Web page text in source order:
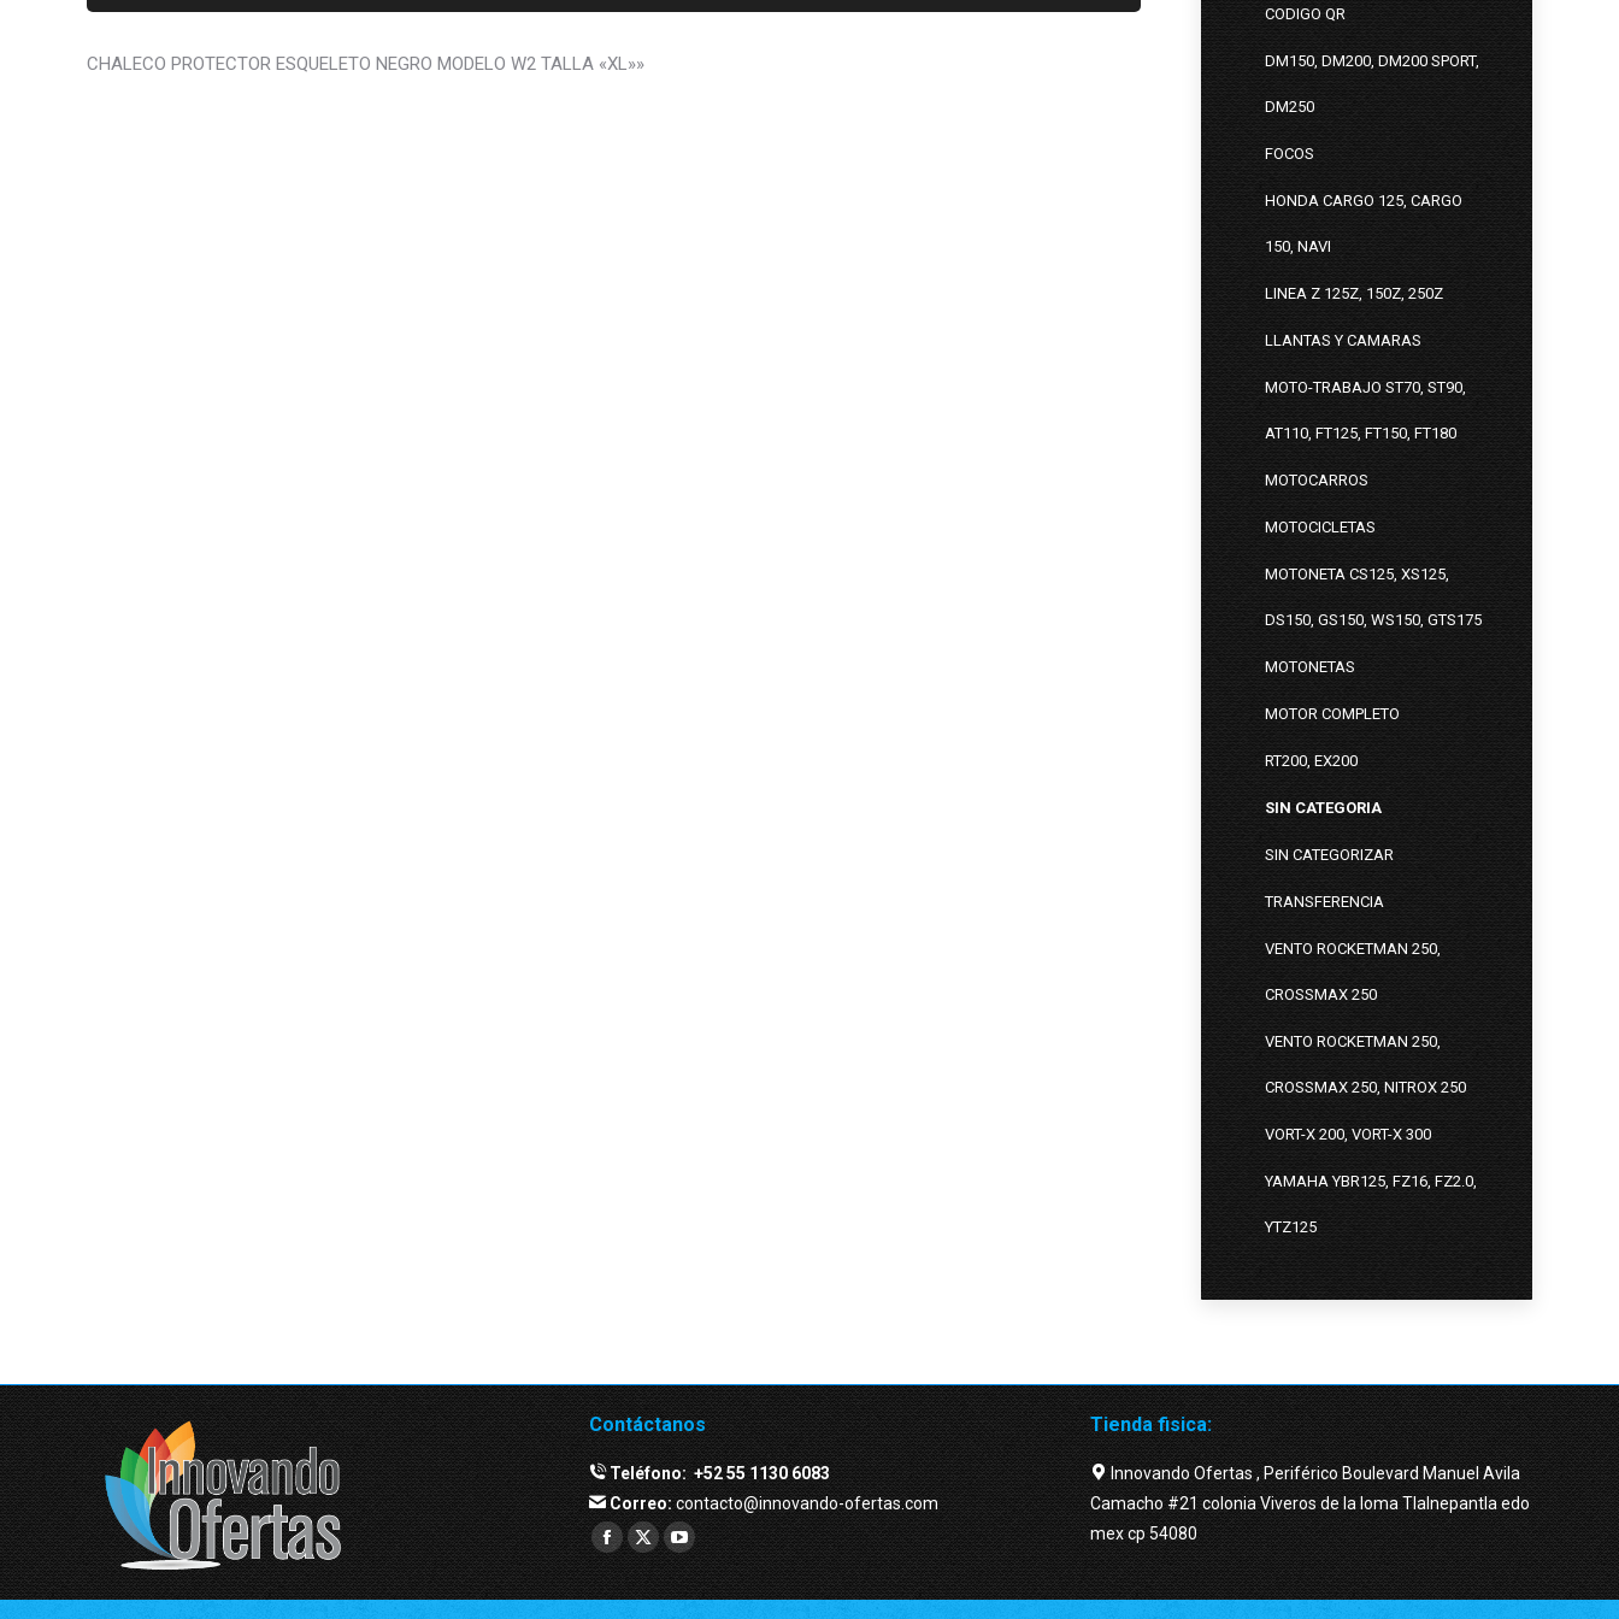
CHALECO PROTECTOR ESQUELETO NEGRO MODELO W2 TALLA «XL»»
CODIGO QR
DM150, DM200, DM200 SPORT,
DM250
FOCOS
HONDA CARGO 125, CARGO
150, NAVI
LINEA Z 125Z, 150Z, 250Z
LLANTAS Y CAMARAS
MOTO-TRABAJO ST70, ST90,
AT110, FT125, FT150, FT180
MOTOCARROS
MOTOCICLETAS
MOTONETA CS125, XS125,
DS150, GS150, WS150, GTS175
MOTONETAS
MOTOR COMPLETO
RT200, EX200
SIN CATEGORIA
SIN CATEGORIZAR
TRANSFERENCIA
VENTO ROCKETMAN 250,
CROSSMAX 250
VENTO ROCKETMAN 250,
CROSSMAX 250, NITROX 250
VORT-X 200, VORT-X 300
YAMAHA YBR125, FZ16, FZ2.0,
YTZ125
Contáctanos
Teléfono:+52 55 1130 6083
Correo:contacto@innovando-ofertas.com
Facebook
page
Twitter
page
YouTube
page
Tienda fisica:
Innovando Ofertas , Periférico Boulevard Manuel Avila
Camacho #21 colonia Viveros de la loma Tlalnepantla edo
mex cp 54080